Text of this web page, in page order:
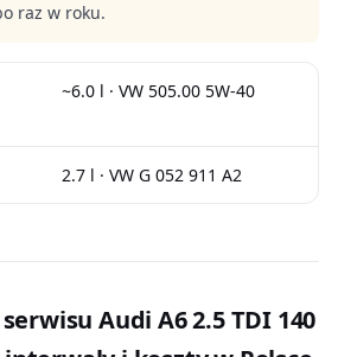
raz w roku.
~6.0 l · VW 505.00 5W-40
2.7 l · VW G 052 911 A2
Audi A6 2.5 TDI 140